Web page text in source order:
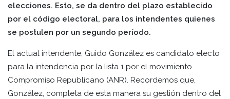
elecciones. Esto, se da dentro del plazo establecido
por el código electoral, para los intendentes quienes
se postulen por un segundo período.
El actual intendente, Guido González es candidato electo
para la intendencia por la lista 1 por el movimiento
Compromiso Republicano (ANR). Recordemos que,
González, completa de esta manera su gestión dentro del